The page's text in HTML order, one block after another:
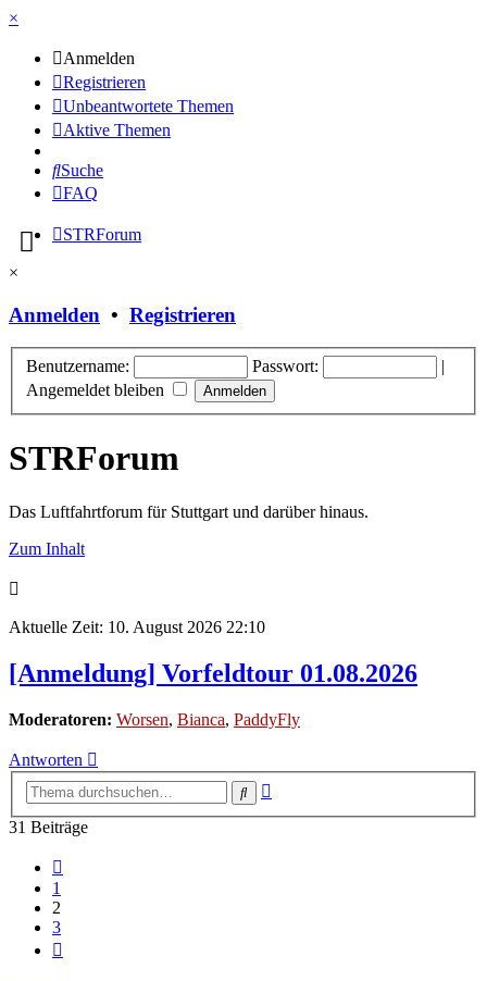
×
Anmelden
Registrieren
Unbeantwortete Themen
Aktive Themen
Suche
FAQ
STRForum
×
Anmelden • Registrieren
Benutzername: Passwort:
|
Angemeldet bleiben
STRForum
Das Luftfahrtforum für Stuttgart und darüber hinaus.
Zum Inhalt
Aktuelle Zeit: 10. August 2026 22:10
[Anmeldung] Vorfeldtour 01.08.2026
Moderatoren: Worsen, Bianca, PaddyFly
Antworten
Suche
31 Beiträge
1
2
3